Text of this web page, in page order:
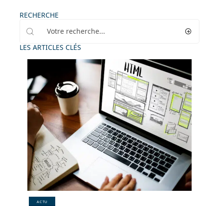
RECHERCHE
LES ARTICLES CLÉS
ACTU